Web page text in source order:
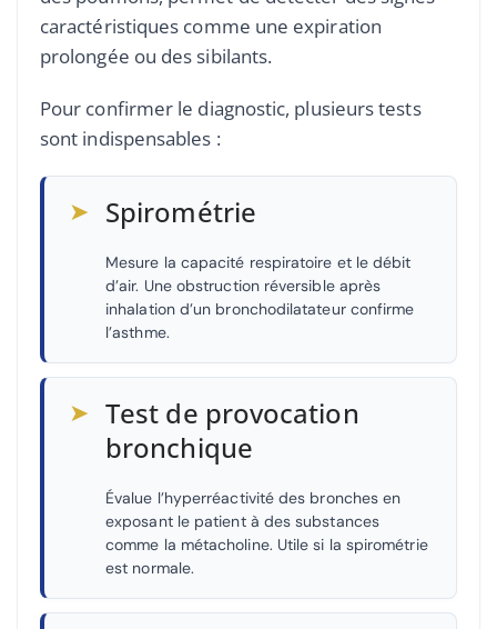
caractéristiques comme une expiration
prolongée ou des sibilants.
Pour confirmer le diagnostic, plusieurs tests
sont indispensables :
➤ Spirométrie
Mesure la capacité respiratoire et le débit
d’air. Une obstruction réversible après
inhalation d’un bronchodilatateur confirme
l’asthme.
➤ Test de provocation
bronchique
Évalue l’hyperréactivité des bronches en
exposant le patient à des substances
comme la métacholine. Utile si la spirométrie
est normale.